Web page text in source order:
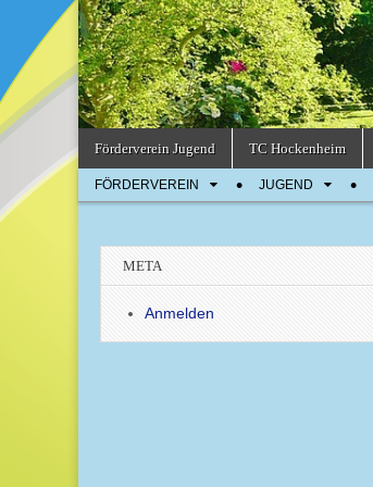
Main
menu
to
content
Förderverein Jugend TC Hockenheim
Sub
menu
FÖRDERVEREIN JUGEND
META
Anmelden